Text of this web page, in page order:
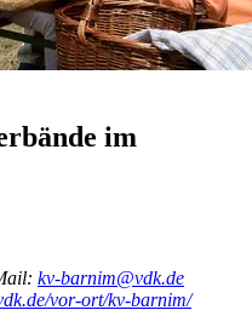
im
kv-barnim@vdk.de
vor-ort/kv-barnim/